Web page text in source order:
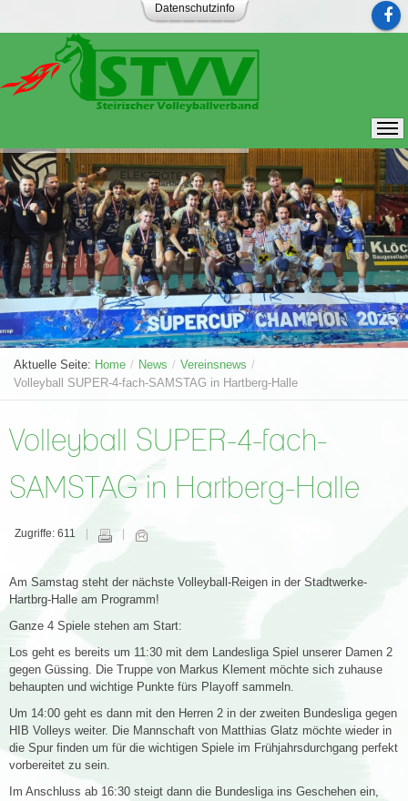
Datenschutzinfo
Aktuelle Seite: Home / News / Vereinsnews /
Volleyball SUPER-4-fach-SAMSTAG in Hartberg-Halle
Volleyball SUPER-4-fach-
SAMSTAG in Hartberg-Halle
Zugriffe: 611
Am Samstag steht der nächste Volleyball-Reigen in der Stadtwerke-
Hartbrg-Halle am Programm!
Ganze 4 Spiele stehen am Start:
Los geht es bereits um 11:30 mit dem Landesliga Spiel unserer Damen 2
gegen Güssing. Die Truppe von Markus Klement möchte sich zuhause
behaupten und wichtige Punkte fürs Playoff sammeln.
Um 14:00 geht es dann mit den Herren 2 in der zweiten Bundesliga gegen
HIB Volleys weiter. Die Mannschaft von Matthias Glatz möchte wieder in
die Spur finden um für die wichtigen Spiele im Frühjahrsdurchgang perfekt
vorbereitet zu sein.
Im Anschluss ab 16:30 steigt dann die Bundesliga ins Geschehen ein,